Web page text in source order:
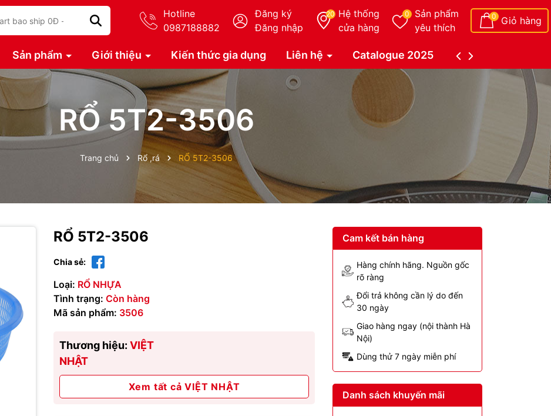
Hotline
0987188882
Đăng ký
Đăng nhập
20 Hệ thống
cửa hàng
0
Sản phẩm
yêu thích
0 Giỏ hàng
Sản phẩm Giới thiệu Kiến thức gia dụng Liên hệ Catalogue 2025 Catalogue Duy Tân
RỔ 5T2-3506
Trang chủ Rổ ,rá RỔ 5T2-3506
RỔ 5T2-3506
Chia sẻ:
Loại: RỔ NHỰA
Tình trạng: Còn hàng
Mã sản phẩm: 3506
Thương hiệu: VIỆT
NHẬT
Xem tất cả VIỆT NHẬT
Cam kết bán hàng
Hàng chính hãng. Nguồn gốc
rõ ràng
Đổi trả không cần lý do đến
30 ngày
Giao hàng ngay (nội thành Hà
Nội)
Dùng thử 7 ngày miễn phí
Danh sách khuyến mãi